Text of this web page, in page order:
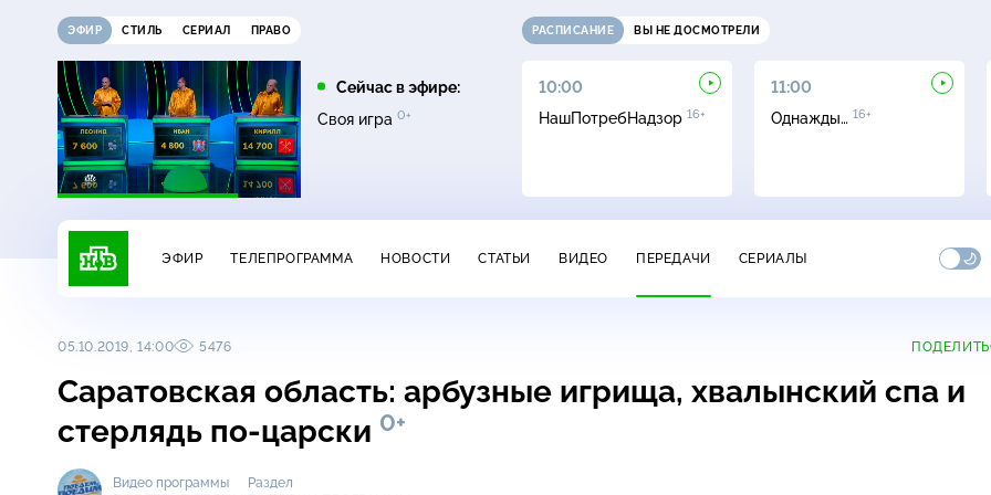
ЭФИР СТИЛЬ СЕРИАЛ ПРАВО
Сейчас в эфире:
Своя игра 0+
РАСПИСАНИЕ ВЫ НЕ ДОСМОТРЕЛИ
08:00
Чудо техники12+
09:00
Дачный ответ
10:00
НашПотребНадзор 16+
11:00
Однажды… 16+
ЭФИР ТЕЛЕПРОГРАММА НОВОСТИ СТАТЬИ ВИДЕО ПЕРЕДАЧИ СЕРИАЛЫ
05.10.2019, 14:00 5476
Саратовская область: арбузные игрища, хвалынский спа и
стерлядь по-царски 0+
Видео программы
Раздел